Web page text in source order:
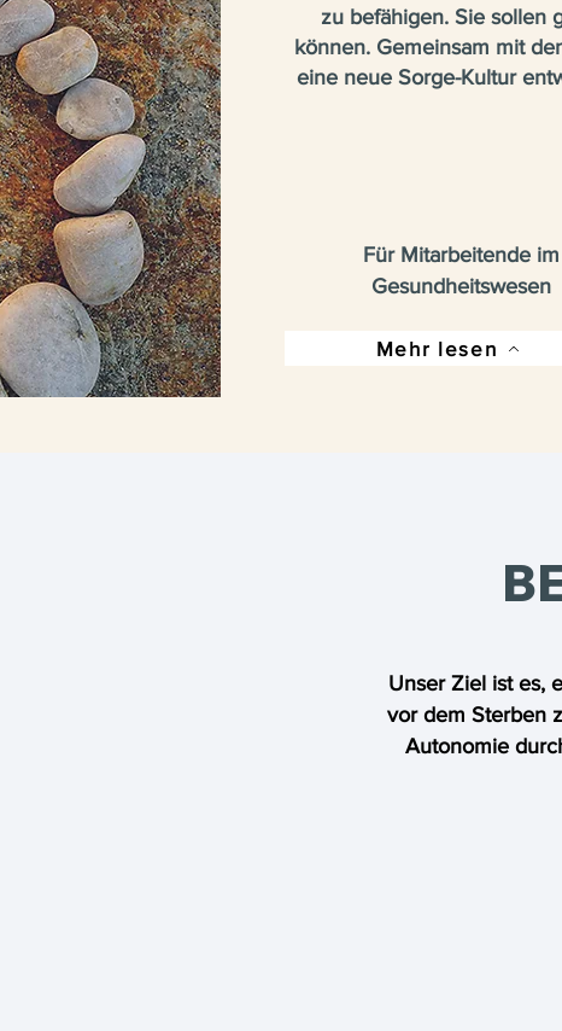
zu befähigen. Sie sollen
können. Gemeinsam mit
eine neue Sorge-Kultur
Für Mitarbeitende im
Gesundheitswesen
Mehr lesen
Unser Ziel ist es,
vor dem Sterben
Autonomie